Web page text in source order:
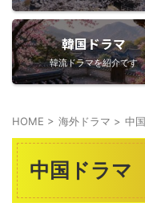
韓国ドラマ
韓流ドラマを紹介です
HOME > 海外ドラマ > 中
中国ドラマ